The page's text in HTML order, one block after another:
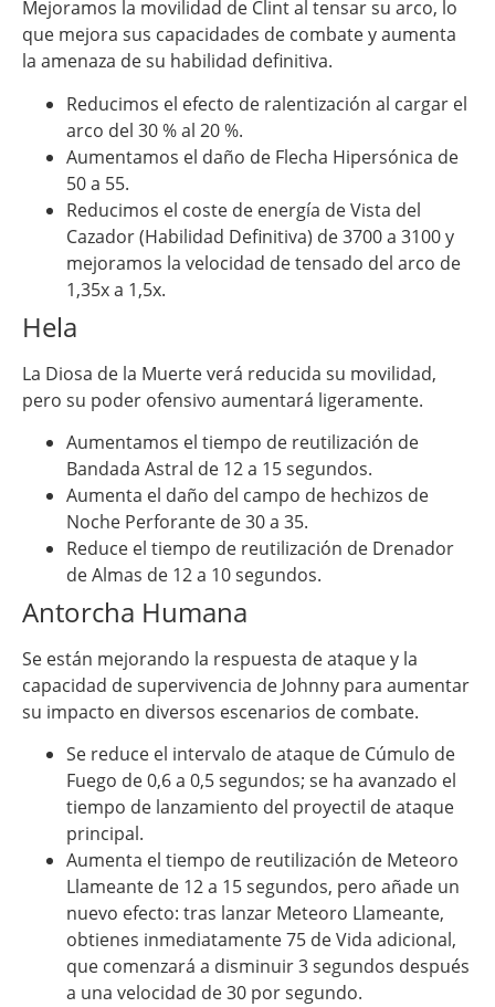
Mejoramos la movilidad de Clint al tensar su arco, lo
que mejora sus capacidades de combate y aumenta
la amenaza de su habilidad definitiva.
Reducimos el efecto de ralentización al cargar el
arco del 30 % al 20 %.
Aumentamos el daño de Flecha Hipersónica de
50 a 55.
Reducimos el coste de energía de Vista del
Cazador (Habilidad Definitiva) de 3700 a 3100 y
mejoramos la velocidad de tensado del arco de
1,35x a 1,5x.
Hela
La Diosa de la Muerte verá reducida su movilidad,
pero su poder ofensivo aumentará ligeramente.
Aumentamos el tiempo de reutilización de
Bandada Astral de 12 a 15 segundos.
Aumenta el daño del campo de hechizos de
Noche Perforante de 30 a 35.
Reduce el tiempo de reutilización de Drenador
de Almas de 12 a 10 segundos.
Antorcha Humana
Se están mejorando la respuesta de ataque y la
capacidad de supervivencia de Johnny para aumentar
su impacto en diversos escenarios de combate.
Se reduce el intervalo de ataque de Cúmulo de
Fuego de 0,6 a 0,5 segundos; se ha avanzado el
tiempo de lanzamiento del proyectil de ataque
principal.
Aumenta el tiempo de reutilización de Meteoro
Llameante de 12 a 15 segundos, pero añade un
nuevo efecto: tras lanzar Meteoro Llameante,
obtienes inmediatamente 75 de Vida adicional,
que comenzará a disminuir 3 segundos después
a una velocidad de 30 por segundo.